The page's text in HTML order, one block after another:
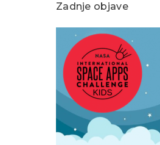
Zadnje objave